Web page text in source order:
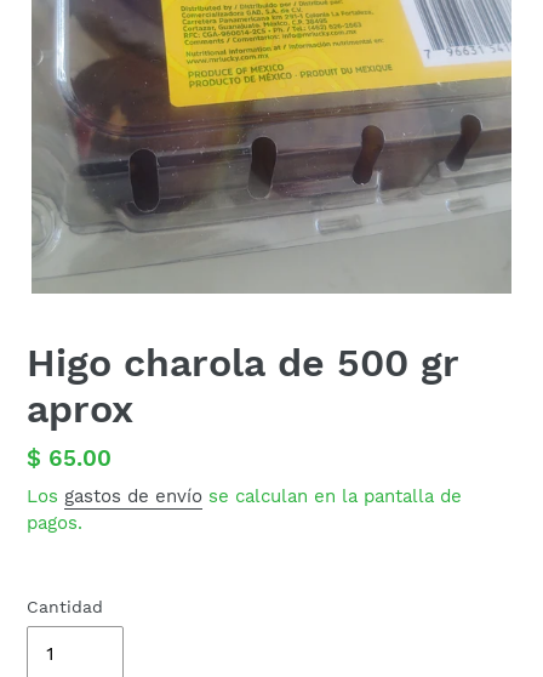
Higo charola de 500 gr
aprox
Precio
habitual
$ 65.00
Los gastos de envío se calculan en la pantalla de
pagos.
Cantidad